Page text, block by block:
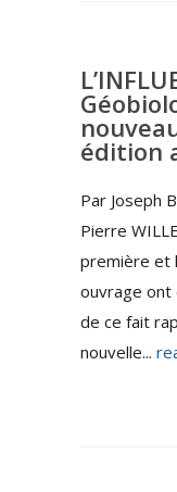
édition
Par Joseph
Pierre
première et
ouvrage ont
de ce fait
nouvelle...